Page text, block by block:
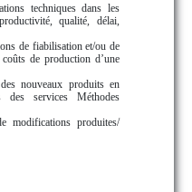
techniques dans les
qualité, délai,
de fiabilisation et/ou de
de production d’une
nouveaux produits en
services Méthodes
modifications produites/